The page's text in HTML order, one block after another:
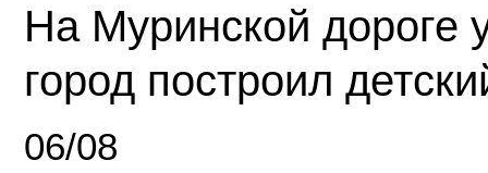
На Муринской дороге
город построил
06/08